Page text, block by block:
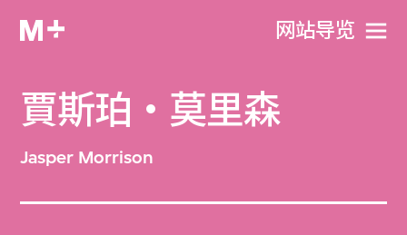
网站导览
賈斯珀‧莫里森
Jasper Morrison